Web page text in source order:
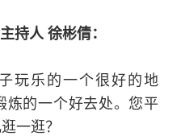
持人 徐彬倩：
玩乐的一个很好的地
炼的一个好去处。您平
一逛？